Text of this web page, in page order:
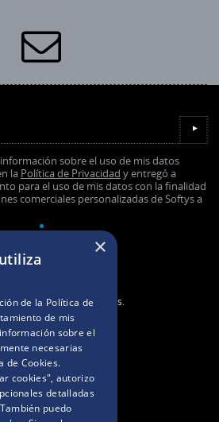
sobre el uso de mis datos
la Política de Privacidad y entregó a
para el uso de mis datos con la finalidad
comerciales personalizadas de Softys a
▼
los derechos reservados.
Y CONDICIONES
DE PRIVACIDAD
×
de la Política de
de mis
sobre el
necesarias
de Cookies.
cookies", autorizo
detalladas
puedo